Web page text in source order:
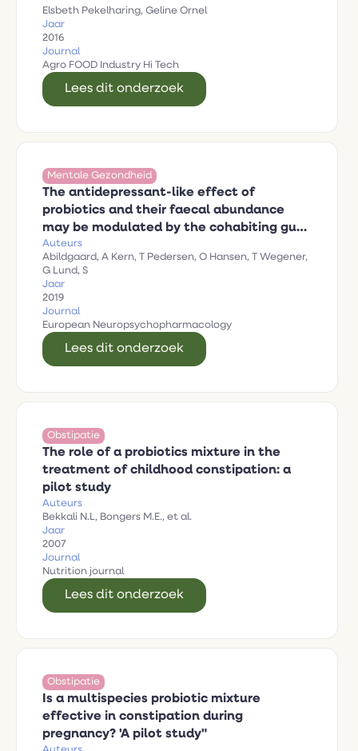
Elsbeth Pekelharing, Geline Ornel
Jaar
2016
Journal
Agro FOOD Industry Hi Tech
Lees dit onderzoek
Mentale Gezondheid
The antidepressant-like effect of
probiotics and their faecal abundance
may be modulated by the cohabiting gut
microbiota in rats
Auteurs
Abildgaard, A Kern, T Pedersen, O Hansen, T Wegener,
G Lund, S
Jaar
2019
Journal
European Neuropsychopharmacology
Lees dit onderzoek
Obstipatie
The role of a probiotics mixture in the
treatment of childhood constipation: a
pilot study
Auteurs
Bekkali N.L, Bongers M.E., et al.
Jaar
2007
Journal
Nutrition journal
Lees dit onderzoek
Obstipatie
Is a multispecies probiotic mixture
effective in constipation during
pregnancy? 'A pilot study"